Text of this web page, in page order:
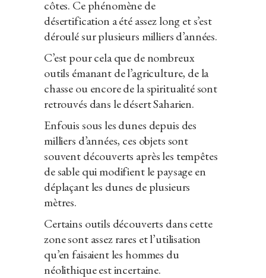
côtes. Ce phénomène de
désertification a été assez long et s’est
déroulé sur plusieurs milliers d’années.
C’est pour cela que de nombreux
outils émanant de l’agriculture, de la
chasse ou encore de la spiritualité sont
retrouvés dans le désert Saharien.
Enfouis sous les dunes depuis des
milliers d’années, ces objets sont
souvent découverts après les tempêtes
de sable qui modifient le paysage en
déplaçant les dunes de plusieurs
mètres.
Certains outils découverts dans cette
zone sont assez rares et l’utilisation
qu’en faisaient les hommes du
néolithique est incertaine.